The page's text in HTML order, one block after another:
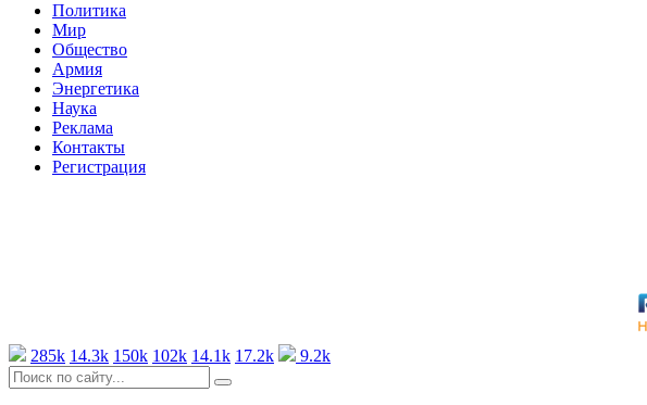
Политика
Мир
Общество
Армия
Энергетика
Наука
Реклама
Контакты
Регистрация
285k 14.3k 150k 102k 14.1k 17.2k 9.2k